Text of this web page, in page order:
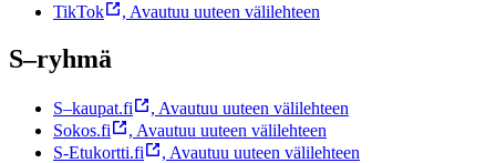
TikTok
, Avautuu uuteen välilehteen
S–ryhmä
S–kaupat.fi , Avautuu uuteen välilehteen
Sokos.fi
, Avautuu uuteen välilehteen
S-Etukortti.fi
, Avautuu uuteen välilehteen